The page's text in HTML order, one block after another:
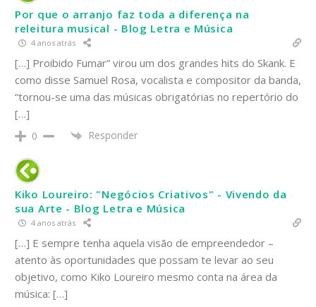
Por que o arranjo faz toda a diferença na
releitura musical - Blog Letra e Música
4 anos atrás
[…] Proibido Fumar” virou um dos grandes hits do Skank. E
como disse Samuel Rosa, vocalista e compositor da banda,
“tornou-se uma das músicas obrigatórias no repertório do
[…]
0 Responder
Kiko Loureiro: "Negócios Criativos" - Vivendo da
sua Arte - Blog Letra e Música
4 anos atrás
[…] E sempre tenha aquela visão de empreendedor –
atento às oportunidades que possam te levar ao seu
objetivo, como Kiko Loureiro mesmo conta na área da
música: […]